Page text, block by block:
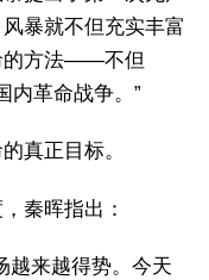
暴就不但充实丰富
的方法——不但
内革命战争。”
真正目标。
秦晖指出：
越来越得势。今天